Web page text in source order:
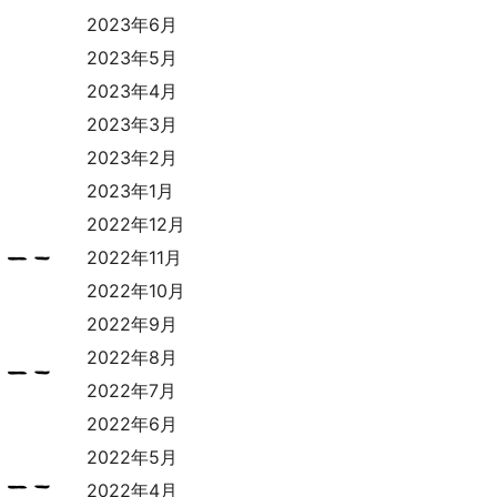
2023年6月
2023年5月
2023年4月
2023年3月
2023年2月
2023年1月
2022年12月
2022年11月
2022年10月
2022年9月
2022年8月
2022年7月
2022年6月
2022年5月
2022年4月